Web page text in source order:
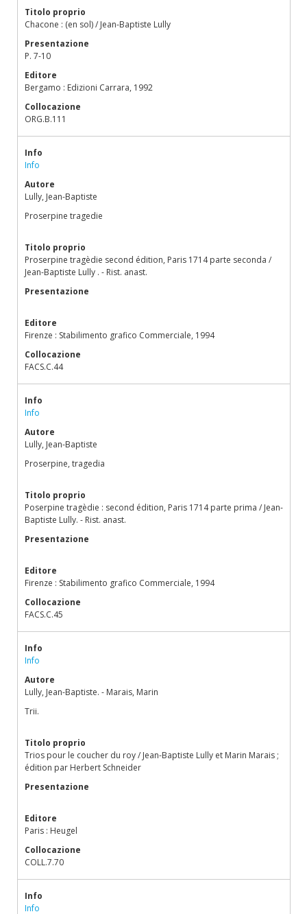
Titolo proprio
Chacone : (en sol) / Jean-Baptiste Lully
Presentazione
P. 7-10
Editore
Bergamo : Edizioni Carrara, 1992
Collocazione
ORG.B.111
Info
Info
Autore
Lully, Jean-Baptiste
Proserpine tragedie
Titolo proprio
Proserpine tragèdie second édition, Paris 1714 parte seconda /
Jean-Baptiste Lully . - Rist. anast.
Presentazione
Editore
Firenze : Stabilimento grafico Commerciale, 1994
Collocazione
FACS.C.44
Info
Info
Autore
Lully, Jean-Baptiste
Proserpine, tragedia
Titolo proprio
Poserpine tragèdie : second édition, Paris 1714 parte prima / Jean-
Baptiste Lully. - Rist. anast.
Presentazione
Editore
Firenze : Stabilimento grafico Commerciale, 1994
Collocazione
FACS.C.45
Info
Info
Autore
Lully, Jean-Baptiste. - Marais, Marin
Trii.
Titolo proprio
Trios pour le coucher du roy / Jean-Baptiste Lully et Marin Marais ;
édition par Herbert Schneider
Presentazione
Editore
Paris : Heugel
Collocazione
COLL.7.70
Info
Info